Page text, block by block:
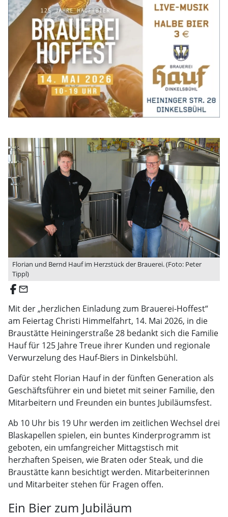
Florian und Bernd Hauf im Herzstück der Brauerei. (Foto: Peter
Tippl)
email
Mit der „herzlichen Einladung zum Brauerei-Hoffest“
am Feiertag Christi Himmelfahrt, 14. Mai 2026, in die
Braustätte Heiningerstraße 28 bedankt sich die Familie
Hauf für 125 Jahre Treue ihrer Kunden und regionale
Verwurzelung des Hauf-Biers in Dinkelsbühl.
Dafür steht Florian Hauf in der fünften Generation als
Geschäftsführer ein und bietet mit seiner Familie, den
Mitarbeitern und Freunden ein buntes Jubiläumsfest.
Ab 10 Uhr bis 19 Uhr werden im zeitlichen Wechsel drei
Blaskapellen spielen, ein buntes Kinderprogramm ist
geboten, ein umfangreicher Mittagstisch mit
herzhaften Speisen, wie Braten oder Steak, und die
Braustätte kann besichtigt werden. Mitarbeiterinnen
und Mitarbeiter stehen für Fragen offen.
Ein Bier zum Jubiläum